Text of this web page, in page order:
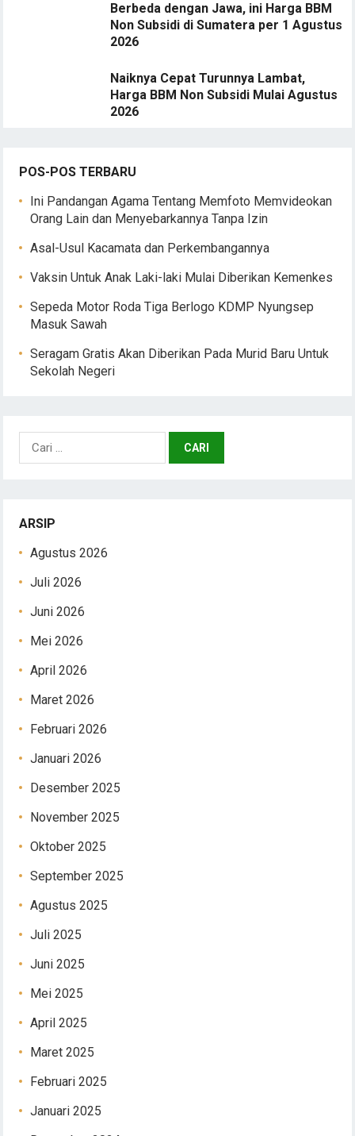
Berbeda dengan Jawa, ini Harga BBM
Non Subsidi di Sumatera per 1 Agustus
2026
Naiknya Cepat Turunnya Lambat,
Harga BBM Non Subsidi Mulai Agustus
2026
POS-POS TERBARU
Ini Pandangan Agama Tentang Memfoto Memvideokan
Orang Lain dan Menyebarkannya Tanpa Izin
Asal-Usul Kacamata dan Perkembangannya
Vaksin Untuk Anak Laki-laki Mulai Diberikan Kemenkes
Sepeda Motor Roda Tiga Berlogo KDMP Nyungsep
Masuk Sawah
Seragam Gratis Akan Diberikan Pada Murid Baru Untuk
Sekolah Negeri
Cari
ARSIP
Agustus 2026
Juli 2026
Juni 2026
Mei 2026
April 2026
Maret 2026
Februari 2026
Januari 2026
Desember 2025
November 2025
Oktober 2025
September 2025
Agustus 2025
Juli 2025
Juni 2025
Mei 2025
April 2025
Maret 2025
Februari 2025
Januari 2025